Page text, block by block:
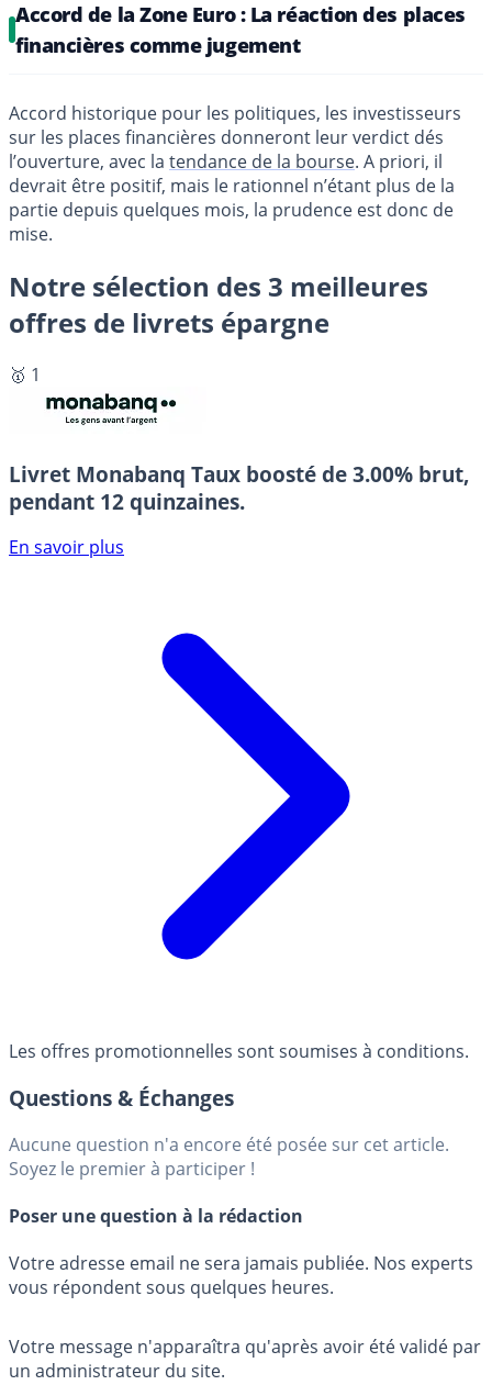
Accord de la Zone Euro : La réaction des places
financières comme jugement
Accord historique pour les politiques, les investisseurs
sur les places financières donneront leur verdict dés
l’ouverture, avec la tendance de la bourse. A priori, il
devrait être positif, mais le rationnel n’étant plus de la
partie depuis quelques mois, la prudence est donc de
mise.
Notre sélection des 3 meilleures
offres de livrets épargne
🥇 1
Livret Monabanq Taux boosté de 3.00% brut,
pendant 12 quinzaines.
En savoir plus
Les offres promotionnelles sont soumises à conditions.
Questions & Échanges
Aucune question n'a encore été posée sur cet article.
Soyez le premier à participer !
Poser une question à la rédaction
Votre adresse email ne sera jamais publiée. Nos experts
vous répondent sous quelques heures.
Votre message n'apparaîtra qu'après avoir été validé par
un administrateur du site.